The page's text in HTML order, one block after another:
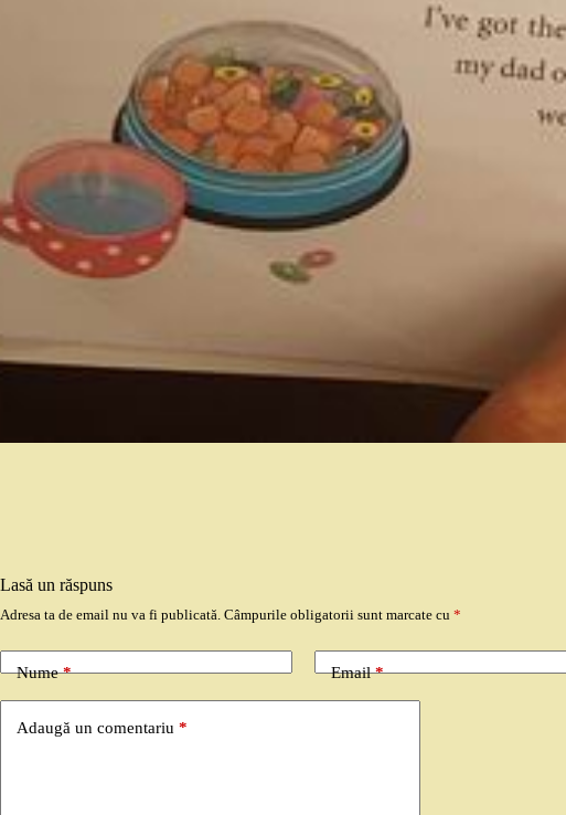
Lasă un răspuns
Adresa ta de email nu va fi publicată. Câmpurile obligatorii sunt marcate cu *
Nume* Email*
Adaugă un comentariu *